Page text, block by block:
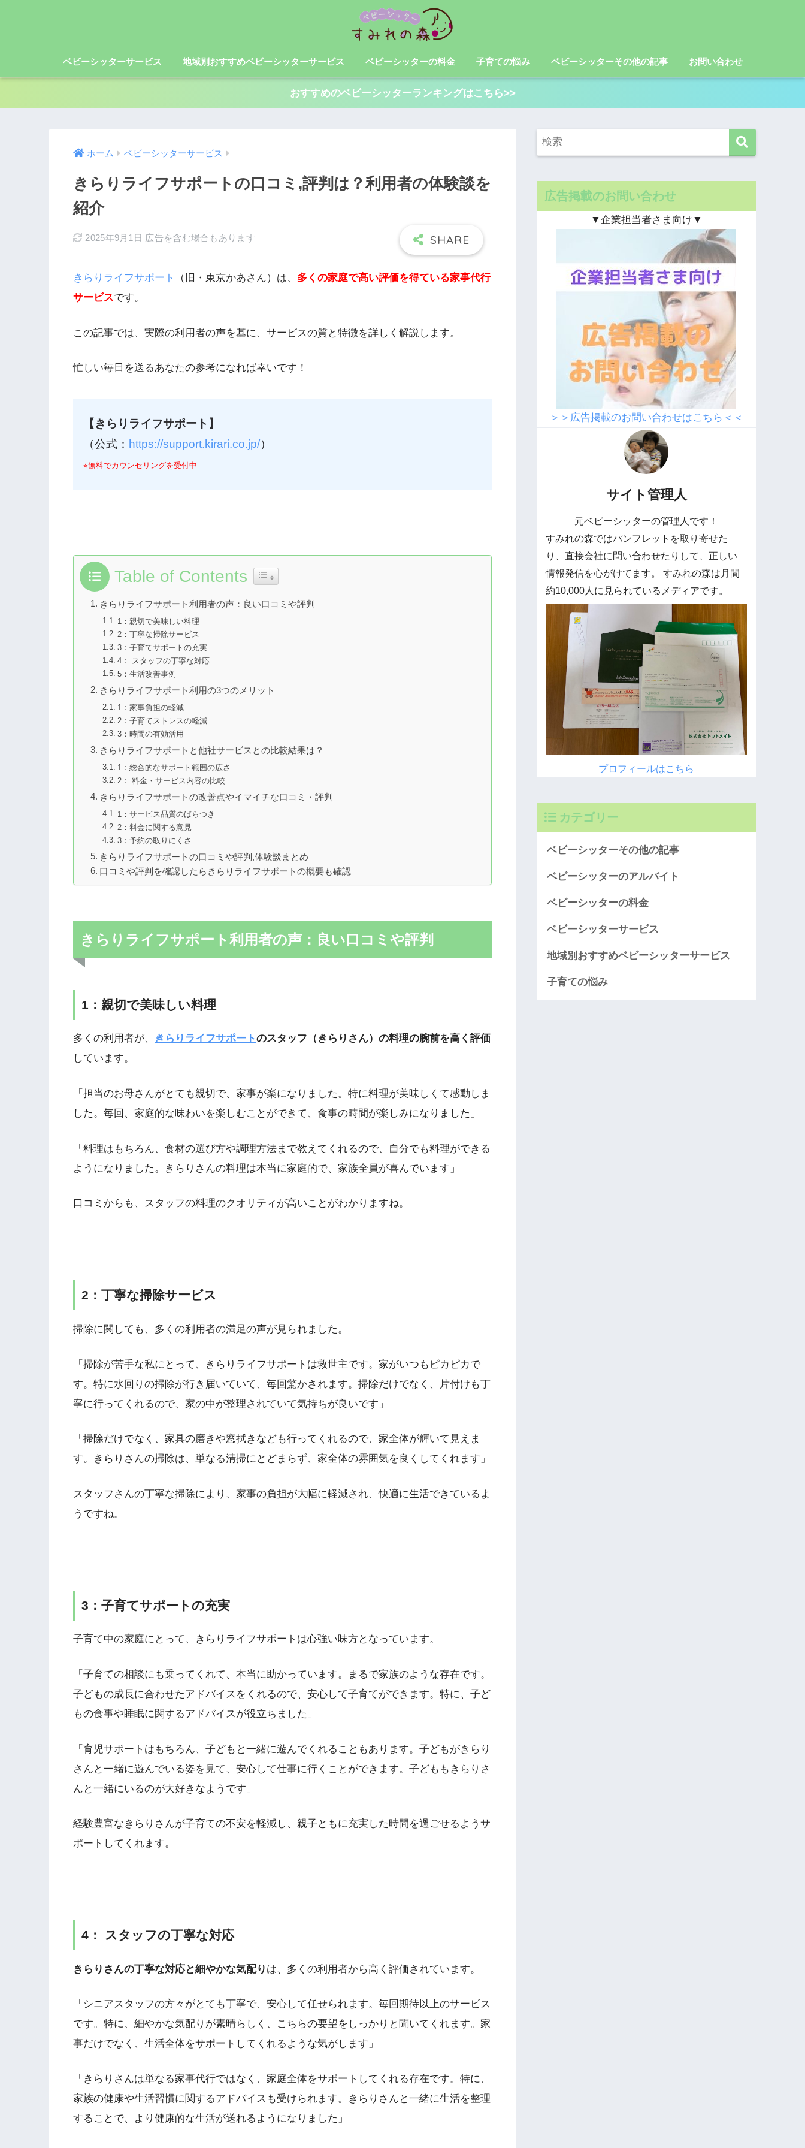
ベビーシッターサービス 地域別おすすめベビーシッターサービス ベビーシッターの料金 子育ての悩み ベビーシッターその他の記事 お問い合わせ
おすすめのベビーシッターランキングはこちら>>
ホーム ベビーシッターサービス
きらりライフサポートの口コミ,評判は？利用者の体験談を
紹介
2025年9月1日 広告を含む場合もあります
きらりライフサポート （旧・東京かあさん）は、 多くの家庭で高い評価を得ている家事代行
サービスです。
この記事では、実際の利用者の声を基に、サービスの質と特徴を詳しく解説します。
忙しい毎日を送るあなたの参考になれば幸いです！
【きらりライフサポート】
（公式： https://support.kirari.co.jp/）
⭐︎無料でカウンセリングを受付中
Table of Contents
きらりライフサポート利用者の声：良い口コミや評判
1：親切で美味しい料理
2：丁寧な掃除サービス
3：子育てサポートの充実
4： スタッフの丁寧な対応
5：生活改善事例
きらりライフサポート利用の3つのメリット
1：家事負担の軽減
2：子育てストレスの軽減
3：時間の有効活用
きらりライフサポートと他社サービスとの比較結果は？
1：総合的なサポート範囲の広さ
2： 料金・サービス内容の比較
きらりライフサポートの改善点やイマイチな口コミ・評判
1：サービス品質のばらつき
2：料金に関する意見
3：予約の取りにくさ
きらりライフサポートの口コミや評判,体験談まとめ
口コミや評判を確認したらきらりライフサポートの概要も確認
きらりライフサポート利用者の声：良い口コミや評判
1：親切で美味しい料理
多くの利用者が、 きらりライフサポートのスタッフ（きらりさん）の料理の腕前を高く評価
しています。
「担当のお母さんがとても親切で、家事が楽になりました。特に料理が美味しくて感動しま
した。毎回、家庭的な味わいを楽しむことができて、食事の時間が楽しみになりました」
「料理はもちろん、食材の選び方や調理方法まで教えてくれるので、自分でも料理ができる
ようになりました。きらりさんの料理は本当に家庭的で、家族全員が喜んでいます」
口コミからも、スタッフの料理のクオリティが高いことがわかりますね。
2：丁寧な掃除サービス
掃除に関しても、多くの利用者の満足の声が見られました。
「掃除が苦手な私にとって、きらりライフサポートは救世主です。家がいつもピカピカで
す。特に水回りの掃除が行き届いていて、毎回驚かされます。掃除だけでなく、片付けも丁
寧に行ってくれるので、家の中が整理されていて気持ちが良いです」
「掃除だけでなく、家具の磨きや窓拭きなども行ってくれるので、家全体が輝いて見えま
す。きらりさんの掃除は、単なる清掃にとどまらず、家全体の雰囲気を良くしてくれます」
スタッフさんの丁寧な掃除により、家事の負担が大幅に軽減され、快適に生活できているよ
うですね。
3：子育てサポートの充実
子育て中の家庭にとって、きらりライフサポートは心強い味方となっています。
「子育ての相談にも乗ってくれて、本当に助かっています。まるで家族のような存在です。
子どもの成長に合わせたアドバイスをくれるので、安心して子育てができます。特に、子ど
もの食事や睡眠に関するアドバイスが役立ちました」
「育児サポートはもちろん、子どもと一緒に遊んでくれることもあります。子どもがきらり
さんと一緒に遊んでいる姿を見て、安心して仕事に行くことができます。子どももきらりさ
んと一緒にいるのが大好きなようです」
経験豊富なきらりさんが子育ての不安を軽減し、親子ともに充実した時間を過ごせるようサ
ポートしてくれます。
4： スタッフの丁寧な対応
きらりさんの丁寧な対応と細やかな気配り は、多くの利用者から高く評価されています。
「シニアスタッフの方々がとても丁寧で、安心して任せられます。毎回期待以上のサービス
です。特に、細やかな気配りが素晴らしく、こちらの要望をしっかりと聞いてくれます。家
事だけでなく、生活全体をサポートしてくれるような気がします」
「きらりさんは単なる家事代行ではなく、家庭全体をサポートしてくれる存在です。特に、
家族の健康や生活習慣に関するアドバイスも受けられます。きらりさんと一緒に生活を整理
することで、より健康的な生活が送れるようになりました」
広告掲載のお問い合わせ
▼企業担当者さま向け▼
＞＞広告掲載のお問い合わせはこちら＜＜
サイト管理人
元ベビーシッターの管理人です！
すみれの森ではパンフレットを取り寄せた
り、直接会社に問い合わせたりして、正しい
情報発信を心がけてます。 すみれの森は月間
約10,000人に見られているメディアです。
プロフィールはこちら
カテゴリー
ベビーシッターその他の記事
ベビーシッターのアルバイト
ベビーシッターの料金
ベビーシッターサービス
地域別おすすめベビーシッターサービス
子育ての悩み